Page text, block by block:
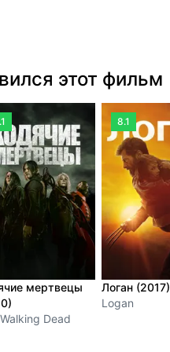
этот фильм
мертвецы
Dead
8.1
Логан (2017)
Logan